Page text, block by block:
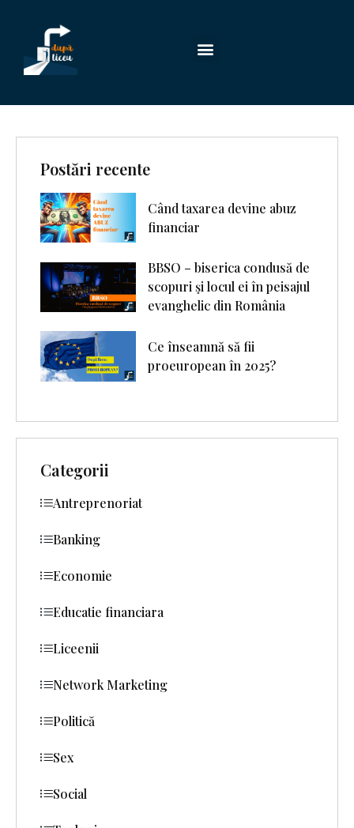
Postări recente
Când taxarea devine abuz
financiar
BBSO – biserica condusă de
scopuri şi locul ei în peisajul
evanghelic din România
Ce înseamnă să fii
proeuropean în 2025?
Categorii
Antreprenoriat
Banking
Economie
Educatie financiara
Liceenii
Network Marketing
Politică
Sex
Social